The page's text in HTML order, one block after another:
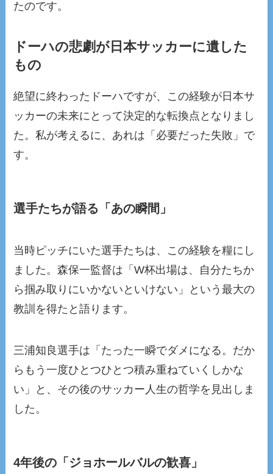
たのです。
ドーハの悲劇が日本サッカーに遺した
もの
絶望に終わったドーハですが、この経験が日本サ
ッカーの未来にとって決定的な転換点となりまし
た。私が考えるに、あれは「必要だった失敗」で
す。
選手たちが語る「あの瞬間」
当時ピッチにいた選手たちは、この経験を糧にし
ました。森保一監督は「W杯出場は、自分たちか
ら掴み取りにいかないといけない」という最大の
教訓を得たと語ります。
三浦知良選手は「たった一瞬でダメになる。だか
らもう一度ひとつひとつ積み重ねていくしかな
い」と、その後のサッカー人生の哲学を見出しま
した。
4年後の「ジョホールバルの歓喜」